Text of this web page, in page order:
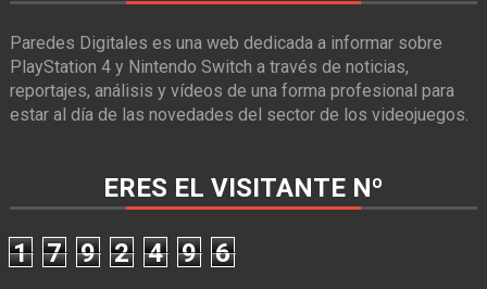
Paredes Digitales es una web dedicada a informar sobre
PlayStation 4 y Nintendo Switch a través de noticias,
reportajes, análisis y vídeos de una forma profesional para
estar al día de las novedades del sector de los videojuegos.
ERES EL VISITANTE Nº
1 7 9 2 4 9 6